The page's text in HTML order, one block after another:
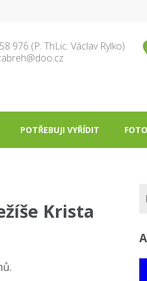
976 (P. ThLic. Václav Rylko)
POTŘEBUJI VYŘÍDIT
Krista